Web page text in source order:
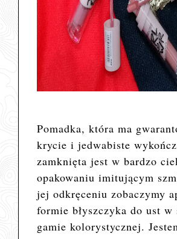
Pomadka, która ma
krycie i jedwabiste
zamknięta jest w bardzo
opakowaniu imitującym
jej odkręceniu zobaczymy
formie błyszczyka do ust w
gamie kolorystycznej.